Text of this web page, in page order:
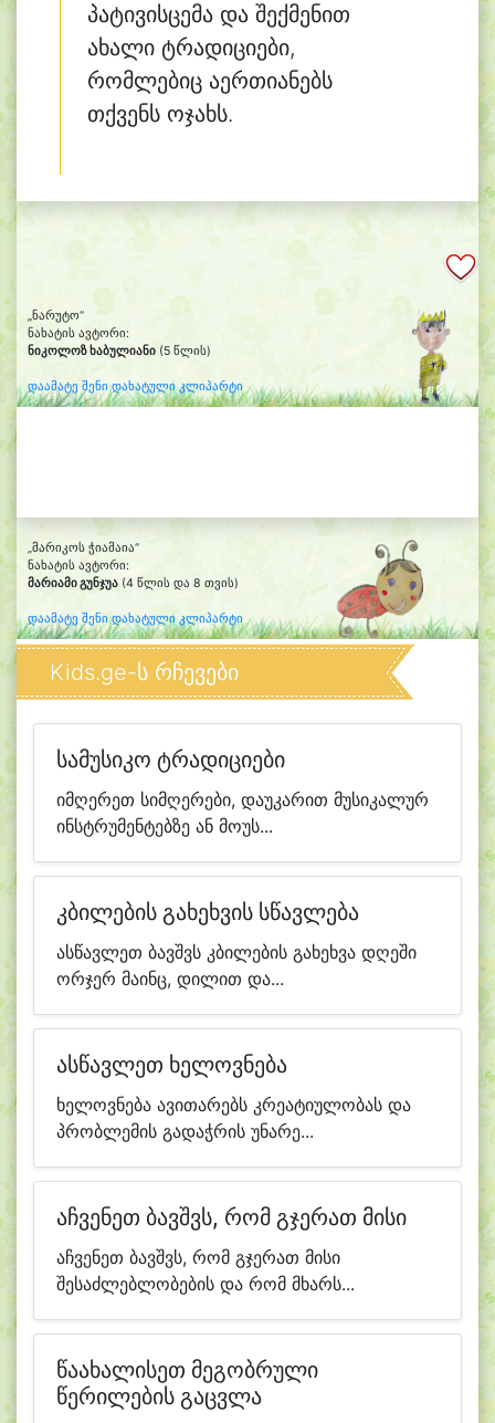
პატივისცემა და შექმენით
ახალი ტრადიციები,
რომლებიც აერთიანებს
თქვენს ოჯახს.
„ნარუტო“
ნახატის ავტორი:
ნიკოლოზ ხაბულიანი (5 წლის)
დაამატე შენი დახატული კლიპარტი
„მარიკოს ჭიამაია“
ნახატის ავტორი:
მარიამი გუნჯუა (4 წლის და 8 თვის)
დაამატე შენი დახატული კლიპარტი
Kids.ge-ს რჩევები
სამუსიკო ტრადიციები
იმღერეთ სიმღერები, დაუკარით მუსიკალურ
ინსტრუმენტებზე ან მოუს...
კბილების გახეხვის სწავლება
ასწავლეთ ბავშვს კბილების გახეხვა დღეში
ორჯერ მაინც, დილით და...
ასწავლეთ ხელოვნება
ხელოვნება ავითარებს კრეატიულობას და
პრობლემის გადაჭრის უნარე...
აჩვენეთ ბავშვს, რომ გჯერათ მისი
აჩვენეთ ბავშვს, რომ გჯერათ მისი
შესაძლებლობების და რომ მხარს...
წაახალისეთ მეგობრული
წერილების გაცვლა